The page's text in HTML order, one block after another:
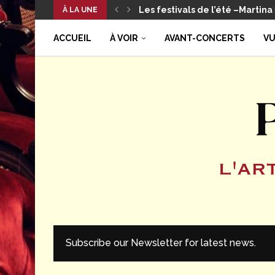
À LA UNE
Les festivals de l’été –Martina
ACCUEIL
À VOIR AVANT-CONCERTS
Subscribe our Newsletter for latest news.